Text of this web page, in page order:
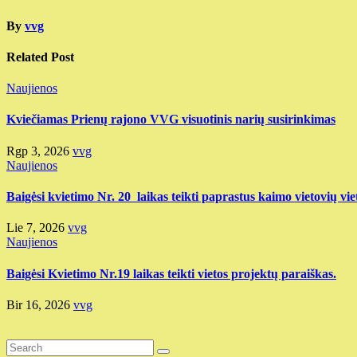
By vvg
Related Post
Naujienos
Kviečiamas Prienų rajono VVG visuotinis narių susirinkimas
Rgp 3, 2026 vvg
Naujienos
Baigėsi kvietimo Nr. 20 laikas teikti paprastus kaimo vietovių
Lie 7, 2026 vvg
Naujienos
Baigėsi Kvietimo Nr.19 laikas teikti vietos projektų paraiškas.
Bir 16, 2026 vvg